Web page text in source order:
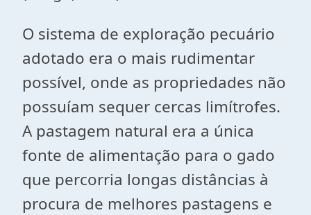
O sistema de exploração pecuário
adotado era o mais rudimentar
possível, onde as propriedades não
possuíam sequer cercas limítrofes.
A pastagem natural era a única
fonte de alimentação para o gado
que percorria longas distâncias à
procura de melhores pastagens e